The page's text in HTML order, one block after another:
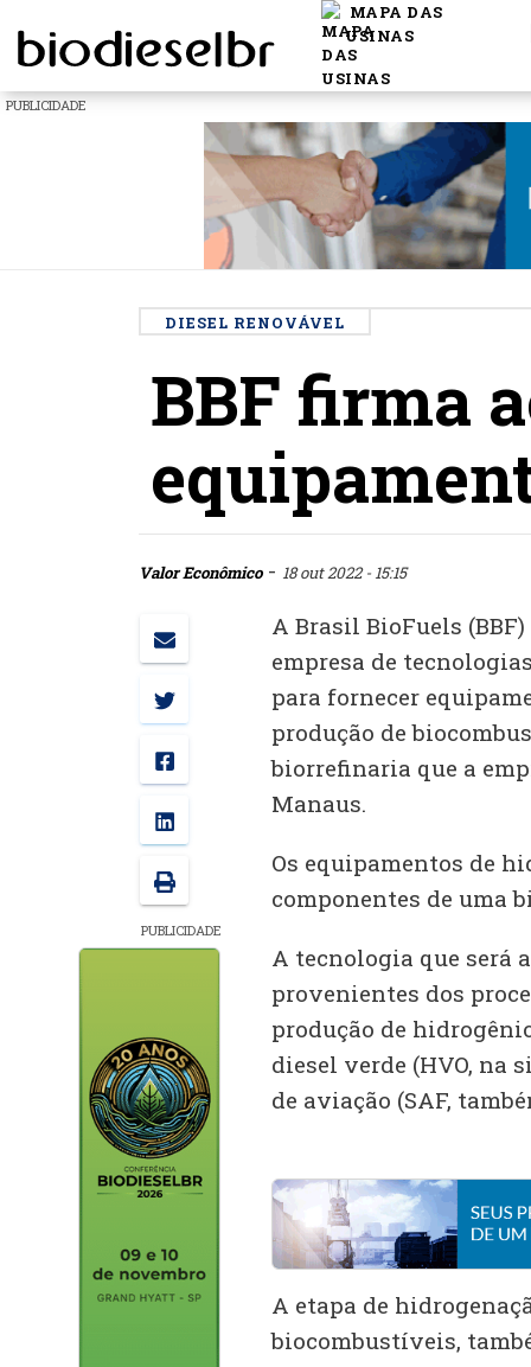
MAPA DAS
USINAS
PUBLICIDADE
DIESEL RENOVÁVEL
BBF firma
Valor Econômico- 18 out 2022 - 15:15
PUBLICIDADE
A Brasil BioFuels
empresa de
para fornecer
produção de
biorrefinaria que a
Manaus.
Os equipamentos de
componentes de uma
A tecnologia que será
provenientes dos
produção de
diesel verde (HVO, na
de aviação (SAF,
A etapa de
biocombustíveis,